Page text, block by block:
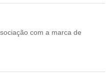
com a marca de